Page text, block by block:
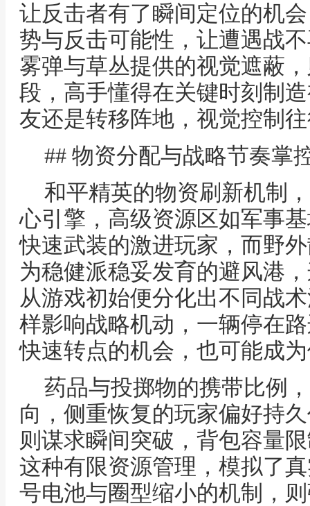
让反击者有了瞬间定位的机
势与反击可能性，让遭遇战
雾弹与草丛提供的视觉遮蔽
段，高手懂得在关键时刻制
友还是转移阵地，视觉控制
## 物资分配与战略节奏掌
和平精英的物资刷新机制
心引擎，高级资源区如军事
快速武装的激进玩家，而野
为稳健派稳妥发育的避风港
从游戏初始便分化出不同战
样影响战略机动，一辆停在
快速转点的机会，也可能成
药品与投掷物的携带比例
向，侧重恢复的玩家偏好持
则谋求瞬间突破，背包容量
这种有限资源管理，模拟了
号电池与圈型缩小的机制，